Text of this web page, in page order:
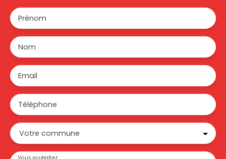
Prénom
Nom
Email
Téléphone
Votre commune
Vous souhaitez